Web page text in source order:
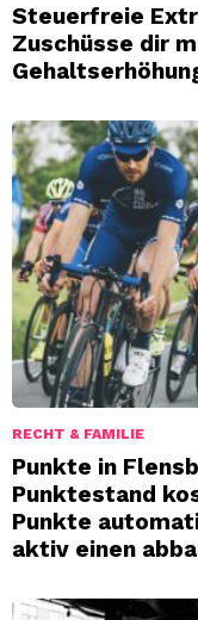
Steuerfreie
Zuschüsse dir
RECHT & FAMILIE
Punkte in
Punktestand
Punkte
aktiv einen